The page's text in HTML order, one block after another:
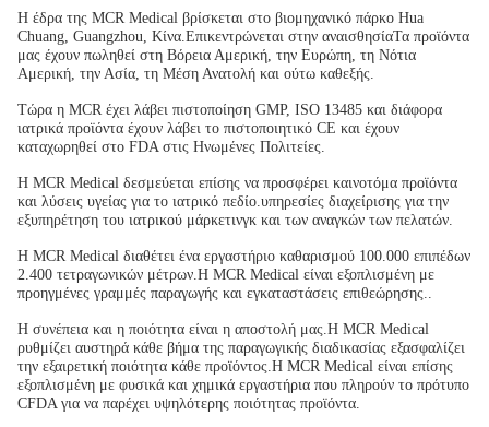
Η έδρα της MCR Medical βρίσκεται στο βιομηχανικό πάρκο Hua
Chuang, Guangzhou, Κίνα.Επικεντρώνεται στην αναισθησίαΤα προϊόντα
μας έχουν πωληθεί στη Βόρεια Αμερική, την Ευρώπη, τη Νότια
Αμερική, την Ασία, τη Μέση Ανατολή και ούτω καθεξής.
Τώρα η MCR έχει λάβει πιστοποίηση GMP, ISO 13485 και διάφορα
ιατρικά προϊόντα έχουν λάβει το πιστοποιητικό CE και έχουν
καταχωρηθεί στο FDA στις Ηνωμένες Πολιτείες.
Η MCR Medical δεσμεύεται επίσης να προσφέρει καινοτόμα προϊόντα
και λύσεις υγείας για το ιατρικό πεδίο.υπηρεσίες διαχείρισης για την
εξυπηρέτηση του ιατρικού μάρκετινγκ και των αναγκών των πελατών.
Η MCR Medical διαθέτει ένα εργαστήριο καθαρισμού 100.000 επιπέδων
2.400 τετραγωνικών μέτρων.Η MCR Medical είναι εξοπλισμένη με
προηγμένες γραμμές παραγωγής και εγκαταστάσεις επιθεώρησης..
Η συνέπεια και η ποιότητα είναι η αποστολή μας.Η MCR Medical
ρυθμίζει αυστηρά κάθε βήμα της παραγωγικής διαδικασίας εξασφαλίζει
την εξαιρετική ποιότητα κάθε προϊόντος.Η MCR Medical είναι επίσης
εξοπλισμένη με φυσικά και χημικά εργαστήρια που πληρούν το πρότυπο
CFDA για να παρέχει υψηλότερης ποιότητας προϊόντα.